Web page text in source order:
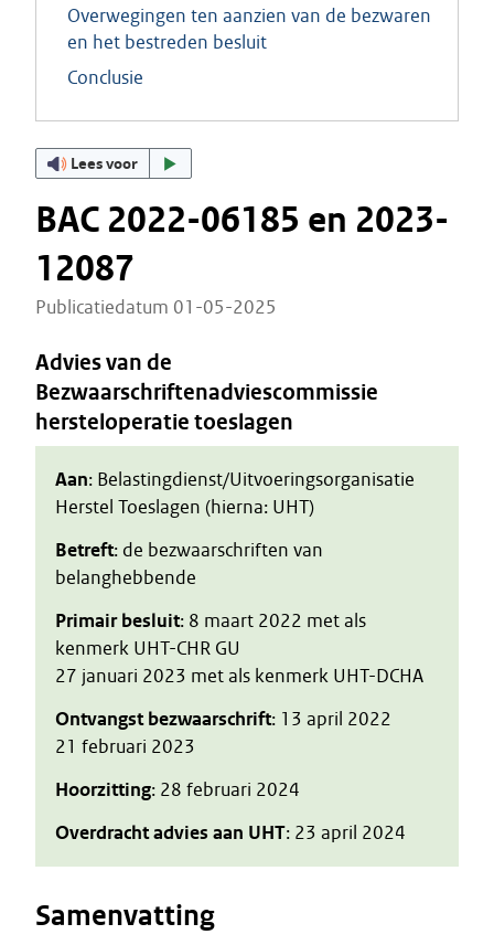
Overwegingen ten aanzien van de bezwaren
en het bestreden besluit
Conclusie
Lees voor
BAC 2022-06185 en 2023-
12087
Publicatiedatum 01-05-2025
Advies van de
Bezwaarschriftenadviescommissie
hersteloperatie toeslagen
Aan: Belastingdienst/Uitvoeringsorganisatie
Herstel Toeslagen (hierna: UHT)
Betreft: de bezwaarschriften van
belanghebbende
Primair besluit: 8 maart 2022 met als
kenmerk UHT-CHR GU
27 januari 2023 met als kenmerk UHT-DCHA
Ontvangst bezwaarschrift: 13 april 2022
21 februari 2023
Hoorzitting: 28 februari 2024
Overdracht advies aan UHT: 23 april 2024
Samenvatting